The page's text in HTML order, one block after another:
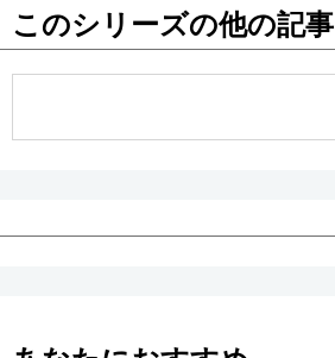
東京
このシリーズの他の記事